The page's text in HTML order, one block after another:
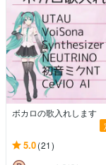
ボカロの歌入れします
5.0(21)